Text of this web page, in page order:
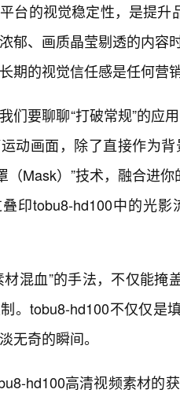
台的视觉稳定性，是提
郁、画质晶莹剔透的内容
期的视觉信任感是任何营
们要聊聊“打破常规”的应
动画面，除了直接作为
（Mask）”技术，融合进
印tobu8-hd100中的光
材混血”的手法，不仅能
。tobu8-hd100不仅仅是
无奇的瞬间。
hd100高清视频素材的